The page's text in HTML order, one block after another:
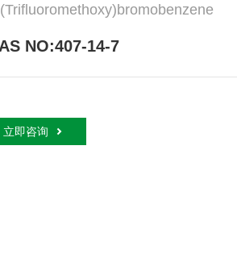
NO:407-14-7
立即咨询